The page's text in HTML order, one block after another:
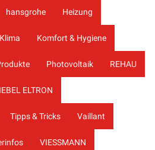
hansgrohe Heizung
Klima Komfort & Hygiene
Photovoltaik REHAU
ELTRON
Tipps & Tricks Vaillant
VIESSMANN